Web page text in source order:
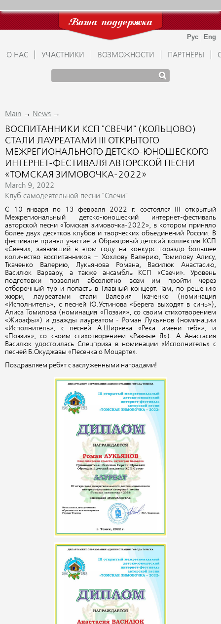
Ваша поддержка
О НАС УЧАСТНИКИ ВОЗМОЖНОСТИ ПАРТНЁРЫ
Main → News →
ВОСПИТАННИКИ КСП "СВЕЧИ" (КОЛЬЦОВО)
СТАЛИ ЛАУРЕАТАМИ III ОТКРЫТОГО
МЕЖРЕГИОНАЛЬНОГО ДЕТСКО-ЮНОШЕСКОГО
ИНТЕРНЕТ-ФЕСТИВАЛЯ АВТОРСКОЙ ПЕСНИ
«ТОМСКАЯ ЗИМОВОЧКА-2022»
March 9, 2022
Клуб самодеятельной песни "Свечи"
С 10 января по 13 февраля 2022 г. состоялся III открытый
Межрегиональный детско-юношеский интернет-фестиваль
авторской песни «Томская зимовочка-2022», в котором приняло
более двух десятков клубов и творческих объединений России. В
фестивале принял участие и Образцовый детский коллектив КСП
«Свечи», заявивший в этом году на конкурс гораздо большее
количество воспитанников – Хохлову Валерию, Томилову Алису,
Ткаченко Валерию, Лукьянова Романа, Василюк Анастасию,
Василюк Варвару, а также ансамбль КСП «Свечи». Уровень
подготовки позволил абсолютно всем им пройти через
отборочный тур и попасть в Главный концерт. Там, по решению
жюри, лауреатами стали Валерия Ткаченко (номинация
«Исполнитель», с песней Ю.Устинова «Берега выходят в синь»),
Алиса Томилова (номинация «Поэзия», со своим стихотворением
«Жирафы») и дважды лауреатом - Роман Лукьянов (номинации
«Исполнитель», с песней А.Ширяева «Река имени тебя», и
«Поэзия», со своим стихотворением «Разные Я»). А Анастасия
Василюк удостоилась Спецприза в номинации «Исполнитель» с
песней Б.Окуджавы «Песенка о Моцарте».
Поздравляем ребят с заслуженными наградами!